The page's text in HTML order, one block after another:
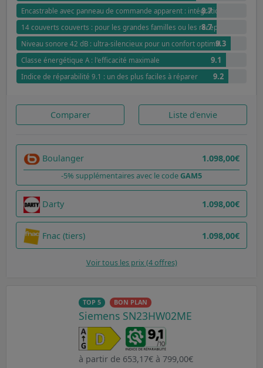
Encastrable avec panneau de commande apparent : intégration
8.7
14 couverts couverts : pour les grandes familles ou les réceptions
8.7
Niveau sonore 42 dB : ultra-silencieux pour un confort optimal9.3
Classe énergétique A : l'efficacité maximale 9.1
Indice de réparabilité 9.1 : un des plus faciles à réparer 9.2
Comparer Liste d'envie
Boulanger 1.098,00€
-5% supplémentaires avec le codeGAM5
Darty 1.098,00€
Fnac (tiers) 1.098,00€
Voir tous les prix (4 offres)
TOP 5 BON PLAN
Siemens SN23HW02ME
à partir de 653,17€ à 799,00€